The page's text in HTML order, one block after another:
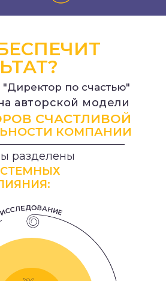
НА ПРОГРАММУ
по счастью"
СЧАСТЛИВОЙ
авторской модели
КОМПАНИИ
разделены